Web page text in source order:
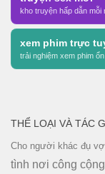
kho truyện hấp dẫn mỗi
xem phim trực
trải nghiệm xem phim
THỂ LOẠI VÀ TÁC
Cho người khác đụ
tình nơi công cộng